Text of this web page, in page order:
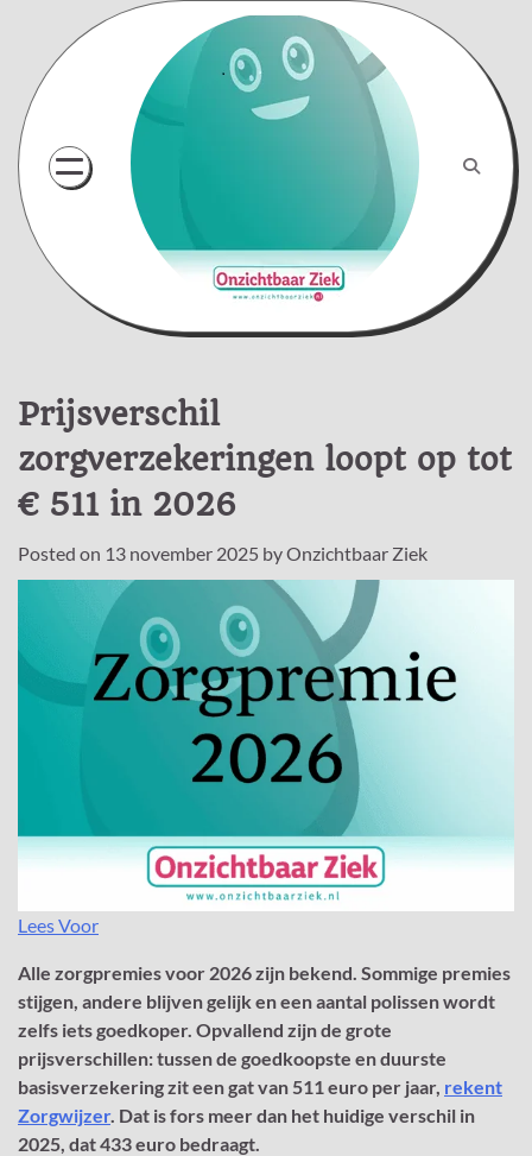
content
Prijsverschil
zorgverzekeringen loopt op tot
€ 511 in 2026
Posted on 13 november 2025 byOnzichtbaar Ziek
Lees Voor
Alle zorgpremies voor 2026 zijn bekend. Sommige premies
stijgen, andere blijven gelijk en een aantal polissen wordt
zelfs iets goedkoper. Opvallend zijn de grote
prijsverschillen: tussen de goedkoopste en duurste
basisverzekering zit een gat van 511 euro per jaar, rekent
Zorgwijzer. Dat is fors meer dan het huidige verschil in
2025, dat 433 euro bedraagt.